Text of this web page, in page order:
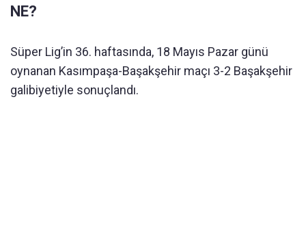
NE?
Süper Lig’in 36. haftasında, 18 Mayıs Pazar günü
oynanan Kasımpaşa-Başakşehir maçı 3-2 Başakşehir
galibiyetiyle sonuçlandı.